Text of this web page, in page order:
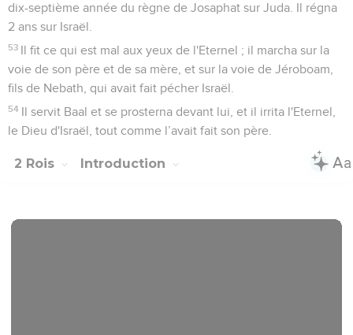
dix-septième année du règne de Josaphat sur Juda. Il régna
2 ans sur Israël.
53 Il fit ce qui est mal aux yeux de l'Eternel ; il marcha sur la
voie de son père et de sa mère, et sur la voie de Jéroboam,
fils de Nebath, qui avait fait pécher Israël.
54 Il servit Baal et se prosterna devant lui, et il irrita l'Eternel,
le Dieu d'Israël, tout comme l’avait fait son père.
2 Rois Introduction